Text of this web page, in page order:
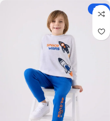
-23%